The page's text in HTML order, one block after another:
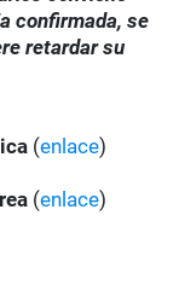
confirmada, se
retardar su
(enlace)
(enlace)